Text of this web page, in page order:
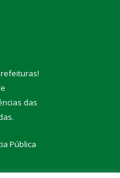
!
das
Pública